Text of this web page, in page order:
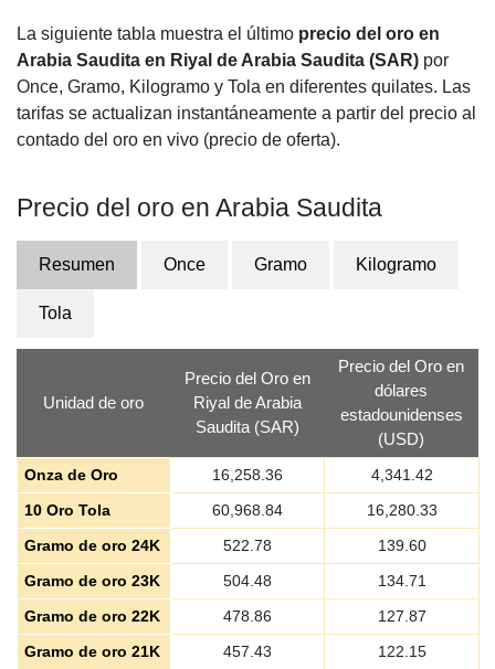
La siguiente tabla muestra el último precio del oro en
Arabia Saudita en Riyal de Arabia Saudita (SAR) por
Once, Gramo, Kilogramo y Tola en diferentes quilates. Las
tarifas se actualizan instantáneamente a partir del precio al
contado del oro en vivo (precio de oferta).
Precio del oro en Arabia Saudita
Resumen Once Gramo Kilogramo
Tola
Unidad de oro
Precio del Oro en
Riyal de Arabia
Saudita (SAR)
Precio del Oro en
dólares
estadounidenses
(USD)
Onza de Oro 16,258.36
4,341.42
10 Oro Tola
60,968.84
16,280.33
Gramo de oro 24K
522.78
139.60
Gramo de oro 23K
504.48
134.71
Gramo de oro 22K
478.86
127.87
Gramo de oro 21K
457.43
122.15